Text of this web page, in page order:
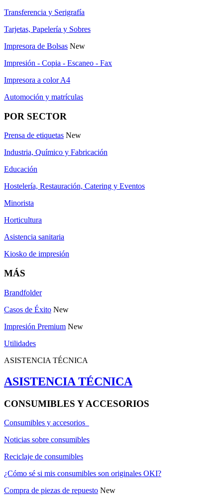
Transferencia y Serigrafía
Tarjetas, Papelería y Sobres
Impresora de Bolsas New
Impresión - Copia - Escaneo - Fax
Impresora a color A4
Automoción y matrículas
POR SECTOR
Prensa de etiquetas New
Industria, Químico y Fabricación
Educación
Hostelería, Restauración, Catering y Eventos
Minorista
Horticultura
Asistencia sanitaria
Kiosko de impresión
MÁS
Brandfolder
Casos de Éxito New
Impresión Premium New
Utilidades
ASISTENCIA TÉCNICA
ASISTENCIA TÉCNICA
CONSUMIBLES Y ACCESORIOS
Consumibles y accesorios
Noticias sobre consumibles
Reciclaje de consumibles
¿Cómo sé si mis consumibles son originales OKI?
Compra de piezas de repuesto New